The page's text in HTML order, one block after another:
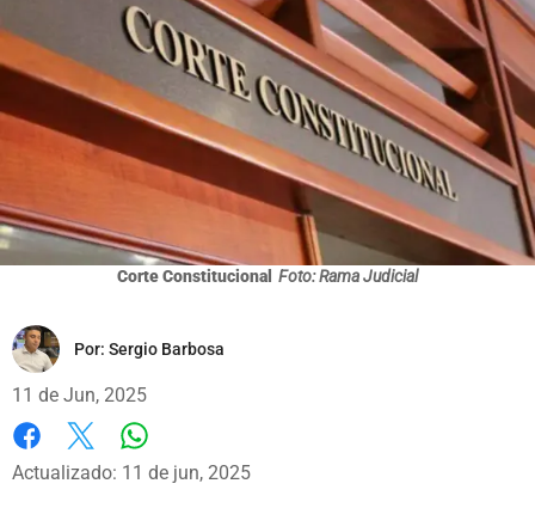
Corte Constitucional Foto: Rama Judicial
Por: Sergio Barbosa
11 de Jun, 2025
Facebook
X
Actualizado: 11 de jun, 2025